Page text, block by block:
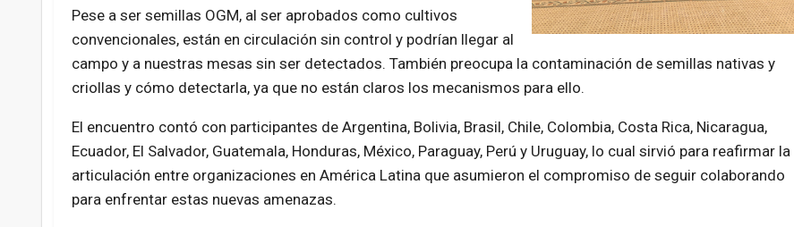
Pese a ser semillas OGM, al ser aprobados como cultivos
convencionales, están en circulación sin control y podrían llegar al
campo y a nuestras mesas sin ser detectados. También preocupa la contaminación de semillas nativas y
criollas y cómo detectarla, ya que no están claros los mecanismos para ello.
El encuentro contó con participantes de Argentina, Bolivia, Brasil, Chile, Colombia, Costa Rica, Nicaragua,
Ecuador, El Salvador, Guatemala, Honduras, México, Paraguay, Perú y Uruguay, lo cual sirvió para reafirmar la
articulación entre organizaciones en América Latina que asumieron el compromiso de seguir colaborando
para enfrentar estas nuevas amenazas.